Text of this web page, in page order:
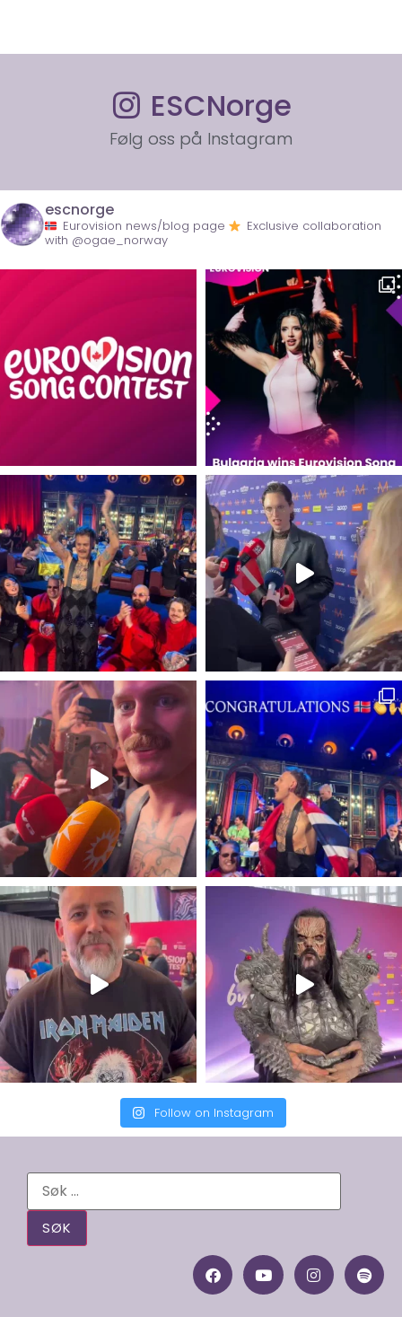
ESCNorge
Følg oss på Instagram
escnorge
Eurovision news/blog page
Exclusive collaboration
with @ogae_norway
Follow on Instagram